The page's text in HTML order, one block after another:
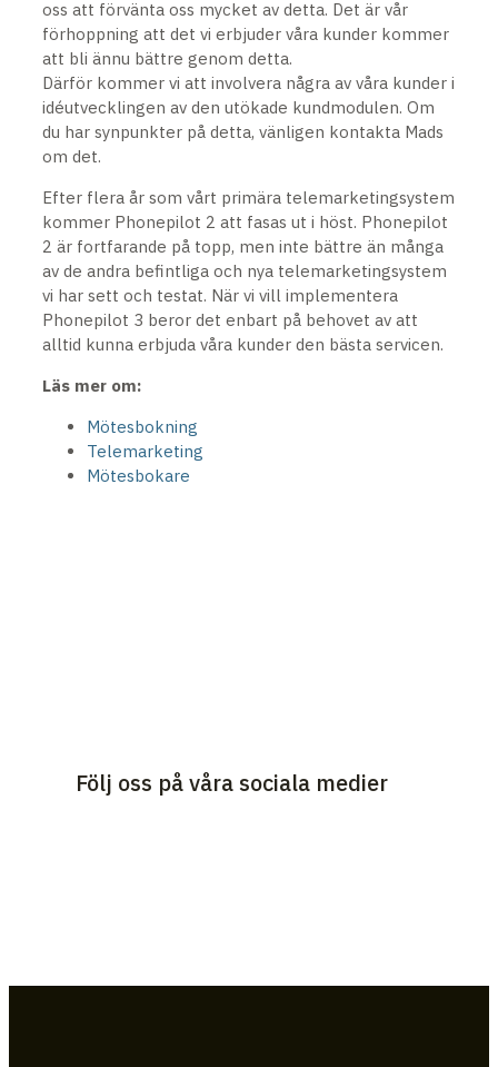
oss att förvänta oss mycket av detta. Det är vår
förhoppning att det vi erbjuder våra kunder kommer
att bli ännu bättre genom detta.
Därför kommer vi att involvera några av våra kunder i
idéutvecklingen av den utökade kundmodulen. Om
du har synpunkter på detta, vänligen kontakta Mads
om det.
Efter flera år som vårt primära telemarketingsystem
kommer Phonepilot 2 att fasas ut i höst. Phonepilot
2 är fortfarande på topp, men inte bättre än många
av de andra befintliga och nya telemarketingsystem
vi har sett och testat. När vi vill implementera
Phonepilot 3 beror det enbart på behovet av att
alltid kunna erbjuda våra kunder den bästa servicen.
Läs mer om:
Mötesbokning
Telemarketing
Mötesbokare
Följ oss på våra sociala medier